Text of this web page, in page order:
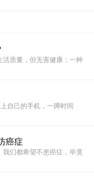
质量，但无害健康；一种
自己的手机，一蹲时间
癌症
们都希望不患癌症，毕竟